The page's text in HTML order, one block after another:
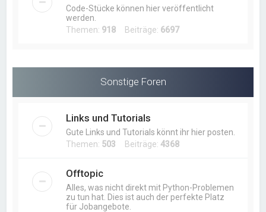
Code-Stücke können hier veröffentlicht
werden.
Themen: 918 Beiträge: 6697
Sonstige Foren
Links und Tutorials
Gute Links und Tutorials könnt ihr hier posten.
Themen: 503 Beiträge:4368
Offtopic
Alles, was nicht direkt mit Python-Problemen
zu tun hat. Dies ist auch der perfekte Platz
für Jobangebote.